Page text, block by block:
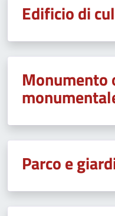
Edificio di
Monumento
Parco e